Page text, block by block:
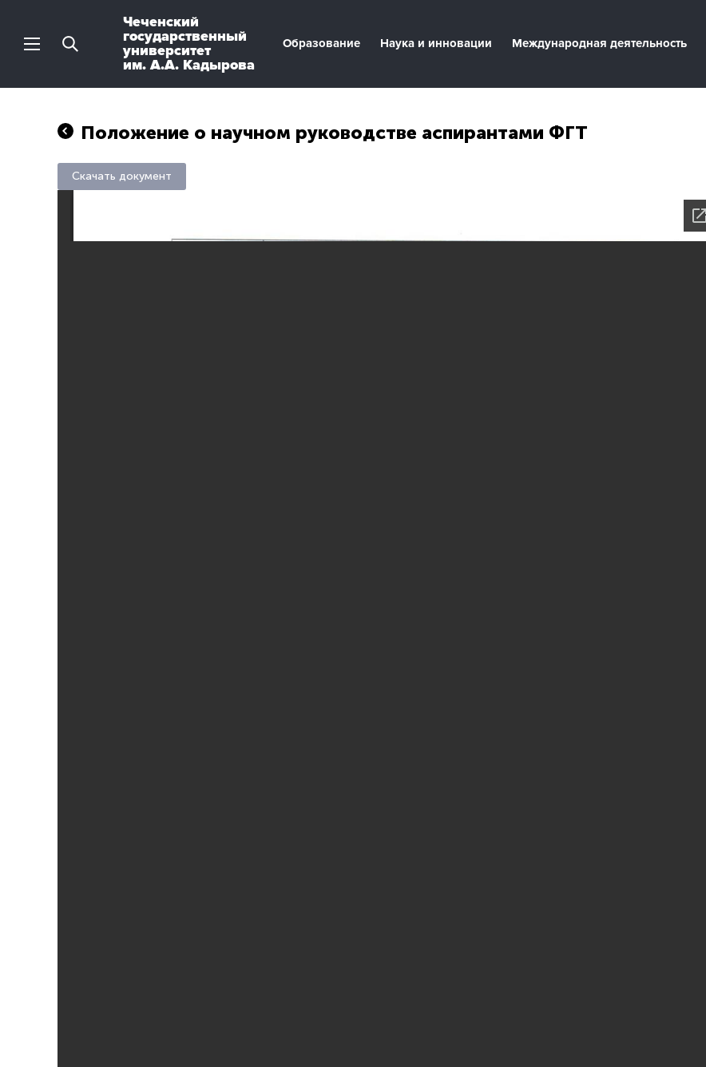
Чеченский
государственный
университет
им. А.А. Кадырова
Образование Наука и инновации Международная деятельность
Положение о научном руководстве аспирантами ФГТ
Скачать документ